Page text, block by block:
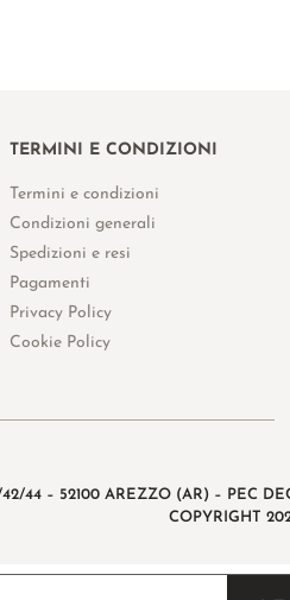
TERMINI E CONDIZIONI
Termini e condizioni
Condizioni generali
Spedizioni e resi
Pagamenti
Privacy Policy
Cookie Policy
44 – 52100 AREZZO (AR) – PEC
COPYRIGHT